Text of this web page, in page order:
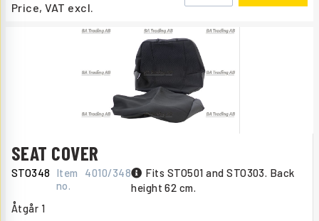
Price, VAT excl.
SEAT COVER
STO348 Item
no.
4010/348
Fits STO501 and STO303. Back
height 62 cm.
Åtgår 1